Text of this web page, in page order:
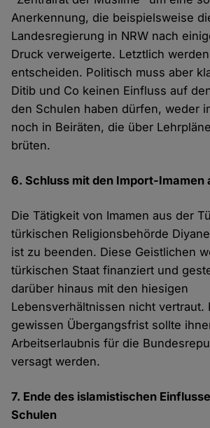
Anerkennung, die beispielsweise
Landesregierung in NRW nach
Druck verweigerte. Letztlich
entscheiden. Politisch muss aber
Ditib und Co keinen Einfluss auf
den Schulen haben dürfen, weder
noch in Beiräten, die über
brüten.
6. Schluss mit den Import-Imamen
Die Tätigkeit von Imamen aus der
türkischen Religionsbehörde
ist zu beenden. Diese Geistlichen
türkischen Staat finanziert und
darüber hinaus mit den hiesigen
Lebensverhältnissen nicht vertraut.
gewissen Übergangsfrist sollte
Arbeitserlaubnis für die
versagt werden.
7. Ende des islamistischen
Schulen